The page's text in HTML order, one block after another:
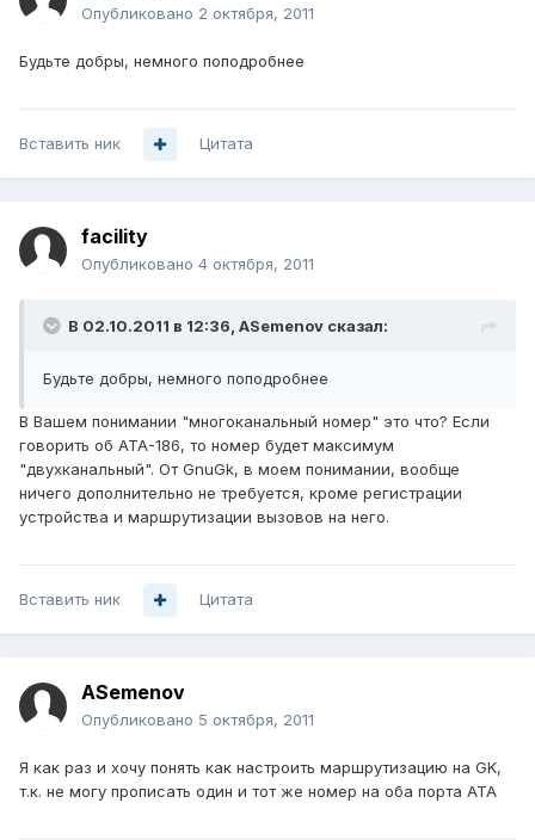
Опубликовано 2 октября, 2011
Будьте добры, немного поподробнее
Вставить ник Цитата
facility
Опубликовано 4 октября, 2011
В 02.10.2011 в 12:36, ASemenov сказал:
Будьте добры, немного поподробнее
В Вашем понимании "многоканальный номер" это что? Если
говорить об ATA-186, то номер будет максимум
"двухканальный". От GnuGk, в моем понимании, вообще
ничего дополнительно не требуется, кроме регистрации
устройства и маршрутизации вызовов на него.
Вставить ник Цитата
ASemenov
Опубликовано 5 октября, 2011
Я как раз и хочу понять как настроить маршрутизацию на GK,
т.к. не могу прописать один и тот же номер на оба порта ATA